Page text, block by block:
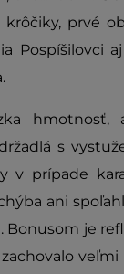
krôčiky, prvé
Pospíšilovci
hmotnosť,
s
v prípade
ani
Bonusom je
zachovalo